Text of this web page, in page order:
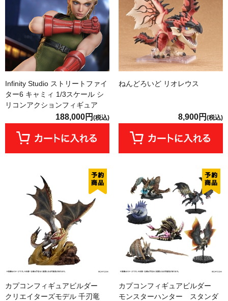
Infinity Studio ストリートファイ
ター6 キャミィ 1/3スケール シ
リコンアクションフィギュア
188,000円 (税込)
ねんどろいど リオレウス
8,900円 (税込)
カプコンフィギュアビルダー
クリエイターズモデル 千刃竜
カプコンフィギュアビルダー
モンスターハンター スタンダ